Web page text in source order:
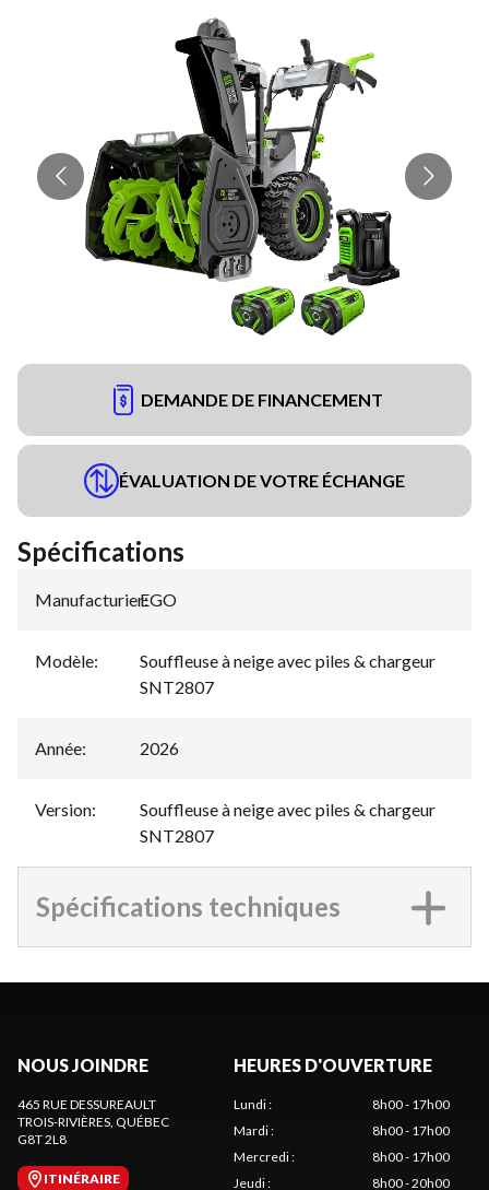
DEMANDE DE FINANCEMENT
ÉVALUATION DE VOTRE ÉCHANGE
Spécifications
Manufacturier:
EGO
Modèle:
Souffleuse à neige avec piles & chargeur
SNT2807
Année: 2026
Version:
Souffleuse à neige avec piles & chargeur
SNT2807
Spécifications techniques
NOUS JOINDRE
465 RUE DESSUREAULT
TROIS-RIVIÈRES, QUÉBEC
G8T 2L8
ITINÉRAIRE
HEURES D'OUVERTURE
Lundi:
8h00 - 17h00
Mardi:
8h00 - 17h00
Mercredi:
8h00 - 17h00
Jeudi: 8h00 - 20h00